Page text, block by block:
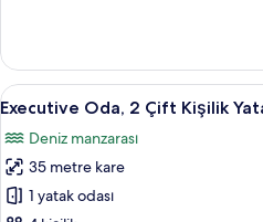
Kişilik
Yatak
hakkında
fazla
detay
Executive
Oda,
2
Çift
Kişilik
10
Executive Oda, 2 Çift Kişilik
Deniz manzarası
35 metre kare
1 yatak odası